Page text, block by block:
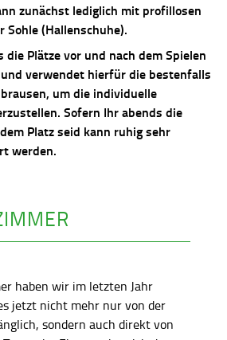
zunächst lediglich mit profillosen
(Hallenschuhe).
Plätze vor und nach dem Spielen
verwendet hierfür die bestenfalls
um die individuelle
Sofern Ihr abends die
Platz seid kann ruhig sehr
werden.
haben wir im letzten Jahr
jetzt nicht mehr nur von der
sondern auch direkt von